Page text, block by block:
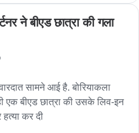
पर बख्शा नहीं जाएगा। वहीं
और असुरक्षित खाद्य पदार्थों के
जाएगी। सुरक्षित भोजन सुनिश्चित
समाज के प्रति सरकार की
લાગી હતી વહેલી સવારે
કાબુમાં લેવા માટે બે ફાયર
કાબુમાં આવી નથી, પાણીનો
ने बीएड छात्रा की गला
सामने आई है. बोरियाकला
एक बीएड छात्रा की उसके लिव-इन
हत्या कर दी